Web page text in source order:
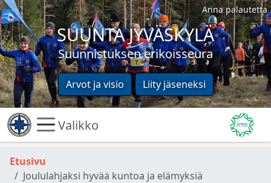
SUUNTA JYVÄSKYLÄ
Suunnistuksen erikoisseura
Arvot ja visio Liity jäseneksi
Anna palautetta
Valikko
Etusivu
Joululahjaksi hyvää kuntoa ja elämyksiä